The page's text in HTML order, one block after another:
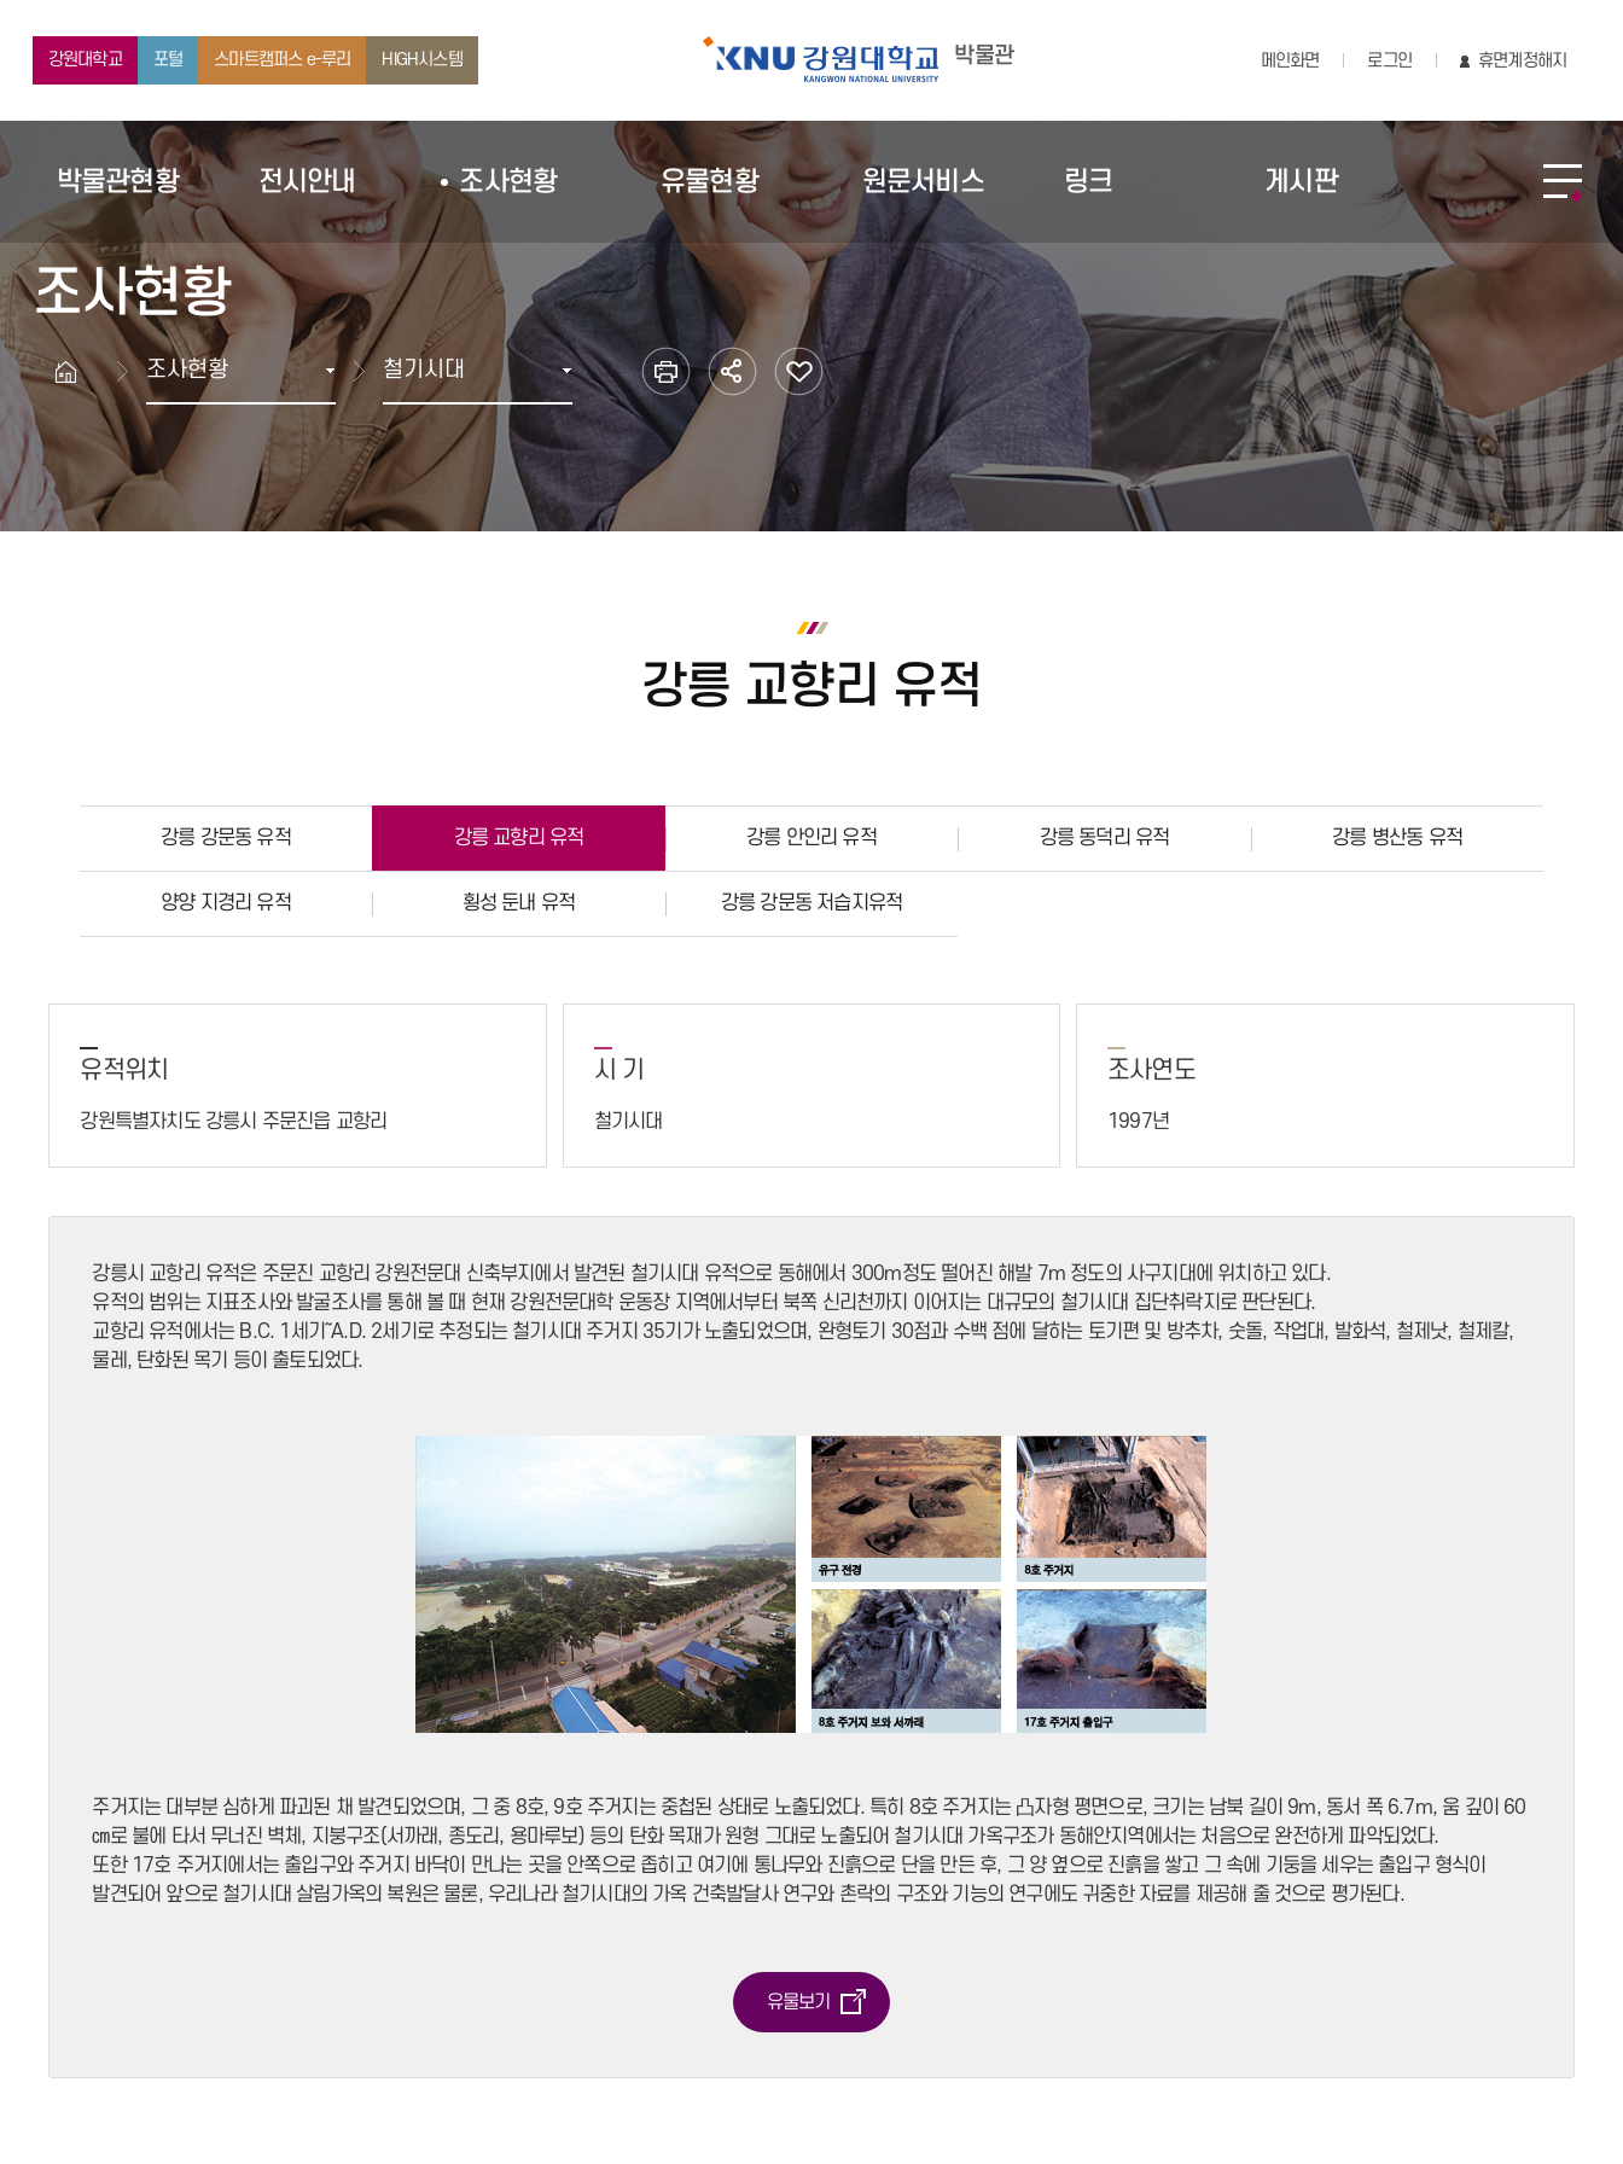
강원대학교 포털 스마트캠퍼스 e-루리 HIGH시스템 박물관 메인화면 로그인 휴면계정해지
박물관현황 전시안내 조사현황 유물현황 원문서비스 링크 게시판
조사현황
조사현황 철기시대
강릉 교향리 유적
강릉 강문동 유적 강릉 교향리 유적 강릉 안인리 유적 강릉 동덕리 유적 강릉 병산동 유적
양양 지경리 유적 횡성 둔내 유적 강릉 강문동 저습지유적
유적위치
강원특별자치도 강릉시 주문진읍 교항리
시 기
철기시대
조사연도
1997년
강릉시 교항리 유적은 주문진 교항리 강원전문대 신축부지에서 발견된 철기시대 유적으로 동해에서 300m정도 떨어진 해발 7m 정도의 사구지대에 위치하고 있다.
유적의 범위는 지표조사와 발굴조사를 통해 볼 때 현재 강원전문대학 운동장 지역에서부터 북쪽 신리천까지 이어지는 대규모의 철기시대 집단취락지로 판단된다.
교항리 유적에서는 B.C. 1세기～A.D. 2세기로 추정되는 철기시대 주거지 35기가 노출되었으며, 완형토기 30점과 수백 점에 달하는 토기편 및 방추차, 숫돌, 작업대, 발화석, 철제낫, 철제칼,
물레, 탄화된 목기 등이 출토되었다.
주거지는 대부분 심하게 파괴된 채 발견되었으며, 그 중 8호, 9호 주거지는 중첩된 상태로 노출되었다. 특히 8호 주거지는 凸자형 평면으로, 크기는 남북 길이 9m, 동서 폭 6.7m, 움 깊이 60
㎝로 불에 타서 무너진 벽체, 지붕구조(서까래, 종도리, 용마루보) 등의 탄화 목재가 원형 그대로 노출되어 철기시대 가옥구조가 동해안지역에서는 처음으로 완전하게 파악되었다.
또한 17호 주거지에서는 출입구와 주거지 바닥이 만나는 곳을 안쪽으로 좁히고 여기에 통나무와 진흙으로 단을 만든 후, 그 양 옆으로 진흙을 쌓고 그 속에 기둥을 세우는 출입구 형식이
발견되어 앞으로 철기시대 살림가옥의 복원은 물론, 우리나라 철기시대의 가옥 건축발달사 연구와 촌락의 구조와 기능의 연구에도 귀중한 자료를 제공해 줄 것으로 평가된다.
유물보기